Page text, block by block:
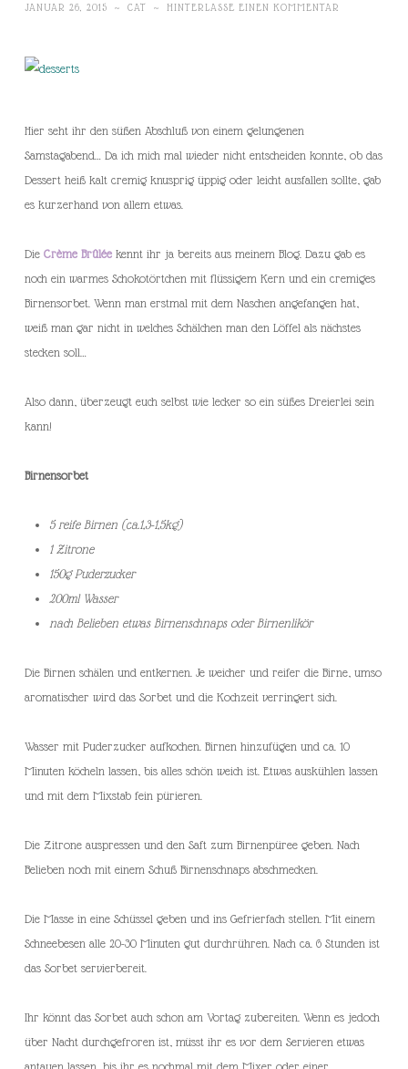
JANUAR 26, 2015 ~ CAT ~ HINTERLASSE EINEN KOMMENTAR
Hier seht ihr den süßen Abschluß von einem gelungenen
Samstagabend… Da ich mich mal wieder nicht entscheiden konnte, ob das
Dessert heiß kalt cremig knusprig üppig oder leicht ausfallen sollte, gab
es kurzerhand von allem etwas.
Die Crème Brûlée kennt ihr ja bereits aus meinem Blog. Dazu gab es
noch ein warmes Schokotörtchen mit flüssigem Kern und ein cremiges
Birnensorbet. Wenn man erstmal mit dem Naschen angefangen hat,
weiß man gar nicht in welches Schälchen man den Löffel als nächstes
stecken soll…
Also dann, überzeugt euch selbst wie lecker so ein süßes Dreierlei sein
kann!
Birnensorbet
5 reife Birnen (ca.1,3-1,5kg)
1 Zitrone
150g Puderzucker
200ml Wasser
nach Belieben etwas Birnenschnaps oder Birnenlikör
Die Birnen schälen und entkernen. Je weicher und reifer die Birne, umso
aromatischer wird das Sorbet und die Kochzeit verringert sich.
Wasser mit Puderzucker aufkochen. Birnen hinzufügen und ca. 10
Minuten köcheln lassen, bis alles schön weich ist. Etwas auskühlen lassen
und mit dem Mixstab fein pürieren.
Die Zitrone auspressen und den Saft zum Birnenpüree geben. Nach
Belieben noch mit einem Schuß Birnenschnaps abschmecken.
Die Masse in eine Schüssel geben und ins Gefrierfach stellen. Mit einem
Schneebesen alle 20-30 Minuten gut durchrühren. Nach ca. 6 Stunden ist
das Sorbet servierbereit.
Ihr könnt das Sorbet auch schon am Vortag zubereiten. Wenn es jedoch
über Nacht durchgefroren ist, müsst ihr es vor dem Servieren etwas
antauen lassen, bis ihr es nochmal mit dem Mixer oder einer